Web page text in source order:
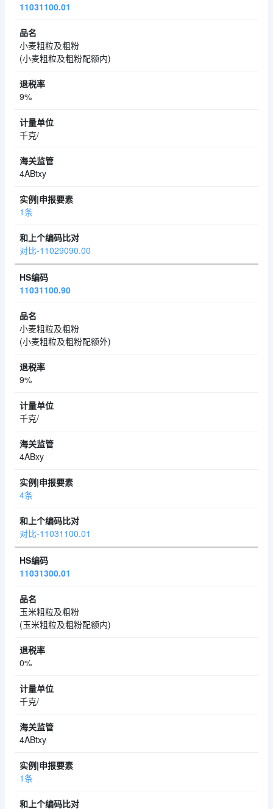
11031100.01
小麦粗粒及粗粉
(小麦粗粒及粗粉配额内)
9%
千克/
4ABtxy
1条
对比-11029090.00
11031100.90
小麦粗粒及粗粉
(小麦粗粒及粗粉配额外)
9%
千克/
4ABxy
4条
对比-11031100.01
11031300.01
玉米粗粒及粗粉
(玉米粗粒及粗粉配额内)
0%
千克/
4ABtxy
1条